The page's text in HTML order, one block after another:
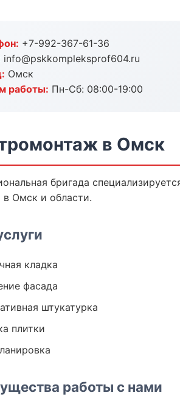
+7-992-367-61-36
info@pskkompleksprof604.ru
Омск
работы: Пн-Сб: 08:00-19:00
в Омск
бригада
в Омск и области.
кладка
фасада
штукатурка
плитки
работы с нами